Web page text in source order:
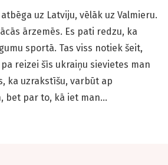
uz Latviju, vēlāk uz Valmieru.
ārzemēs. Es pati redzu, ka
sportā. Tas viss notiek šeit,
reizei šīs ukraiņu sievietes man
ka uzrakstīšu, varbūt ap
bet par to, kā iet man…